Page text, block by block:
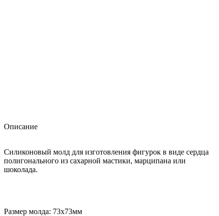
Описание
Силиконовый молд для изготовления фигурок в виде сердца
полигонального из сахарной мастики, марципана или
шоколада.
Размер молда: 73х73мм